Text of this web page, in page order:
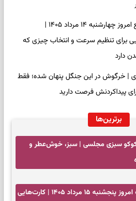
فال شمع امروز چهارشنبه ۱۴ مرداد ۱۴۰۵ |
برای تنظیم سرعت و انتخاب چیزی که
دارد
| خرگوش در این جنگل پنهان شده؛ فقط
برترین‌ها
کوکو سبزی مجلسی | سبز، خوش‌عطر و
فال تاروت امروز پنجشنبه ۱۵ مرداد ۱۴۰۵ | کارت‌هایی